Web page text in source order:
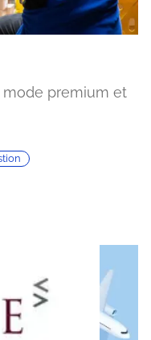
premium et